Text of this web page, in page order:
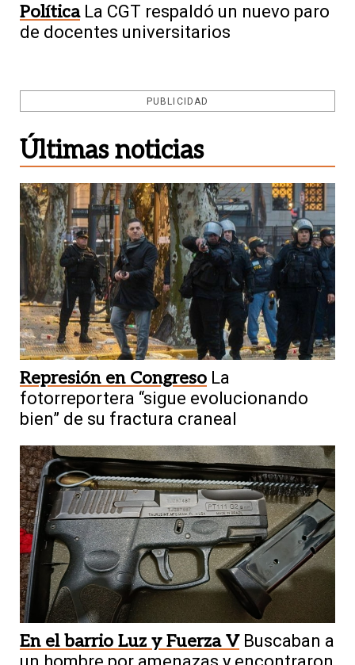
Política La CGT respaldó un nuevo paro
de docentes universitarios
PUBLICIDAD
Últimas noticias
Represión en Congreso La
fotorreportera “sigue evolucionando
bien” de su fractura craneal
En el barrio Luz y Fuerza V Buscaban a